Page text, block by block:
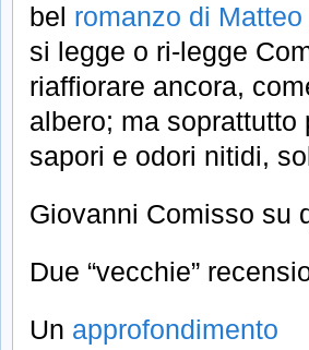
bel romanzo di
si legge o ri-legge
riaffiorare ancora,
albero; ma
sapori e odori nitidi,
Giovanni Comisso su
Due “vecchie”
Un approfondimento